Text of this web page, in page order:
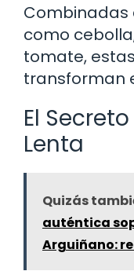
Combinadas
como
tomate,
transforman
El
Lenta
Quizás
auténtica
Arguiñano: